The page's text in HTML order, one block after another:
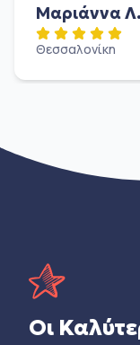
Μαριάννα Λ.
Θεσσαλονίκη
Οι